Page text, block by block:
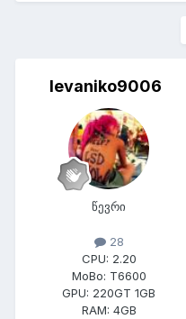
levaniko9006
წევრი
28
CPU: 2.20
MoBo: T6600
GPU: 220GT 1GB
RAM: 4GB